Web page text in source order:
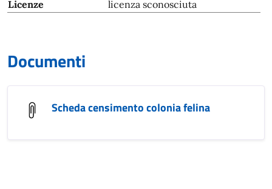
Licenze licenza sconosciuta
Documenti
Scheda censimento colonia felina